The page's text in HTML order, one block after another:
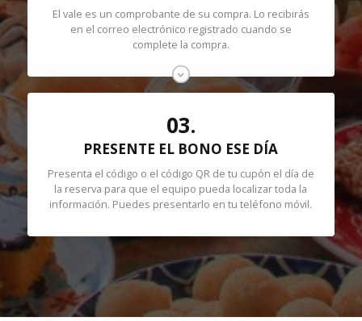
El vale es un comprobante de su compra. Lo recibirás
en el correo electrónico registrado cuando se
complete la compra.
03.
PRESENTE EL BONO ESE DÍA
Presenta el código o el código QR de tu cupón el día de
la reserva para que el equipo pueda localizar toda la
información. Puedes presentarlo en tu teléfono móvil.